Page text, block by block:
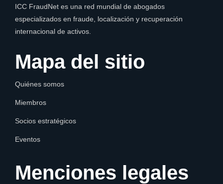
ICC FraudNet es una red mundial de abogados
especializados en fraude, localización y recuperación
internacional de activos.
Mapa del sitio
Quiénes somos
Miembros
Socios estratégicos
Eventos
Menciones legales